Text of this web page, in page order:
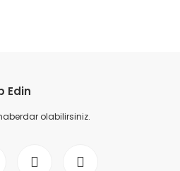
Edin
olabilirsiniz.